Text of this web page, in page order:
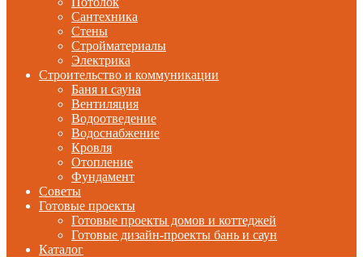
Сантехника
Стены
Стройматериалы
Электрика
Строительство и коммуникации
Баня и сауна
Вентиляция
Водоотведение
Водоснабжение
Кровля
Отопление
Фундамент
Советы
Готовые проекты
Готовые проекты домов и коттеджей
Готовые дизайн-проекты бань и саун
Каталог